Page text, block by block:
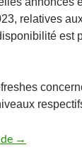
relatives
est
Annonces 7.5
→